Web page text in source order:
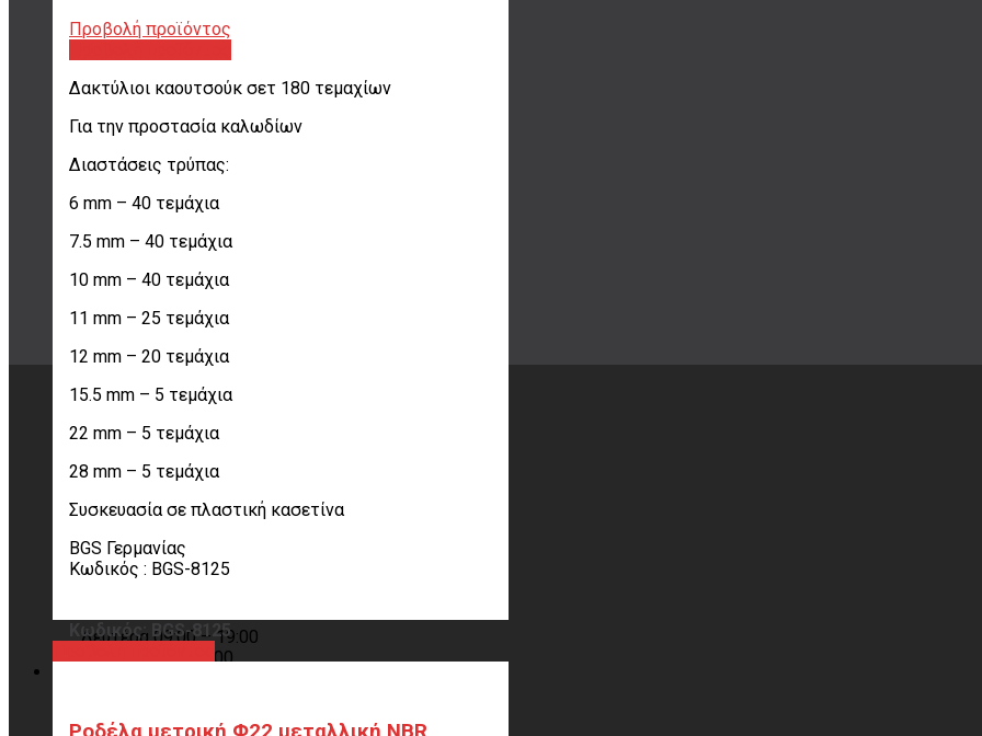
Προβολή προϊόντος
Δακτύλιοι καουτσούκ σετ 180 τεμαχίων
Για την προστασία καλωδίων
Διαστάσεις τρύπας:
6 mm – 40 τεμάχια
7.5 mm – 40 τεμάχια
10 mm – 40 τεμάχια
11 mm – 25 τεμάχια
12 mm – 20 τεμάχια
15.5 mm – 5 τεμάχια
22 mm – 5 τεμάχια
28 mm – 5 τεμάχια
Συσκευασία σε πλαστική κασετίνα
BGS Γερμανίας
Κωδικός : BGS-8125
Κωδικός: BGS-8125
ΠΟΥ ΕΙΜΑΣΤΕ
ΣΧΕΤΙΚΑ ΜΕ ΤΗΝ ΠΑΡΑΓΓΕΛΙΑ
Τρόποι αποστολής
Πολιτική επιστροφών
Όροι χρήσης
Δευτέρα 09:00 – 19:00
Τρίτη 09:00 – 19:00
Παρασκευή 09:00 – 19:00